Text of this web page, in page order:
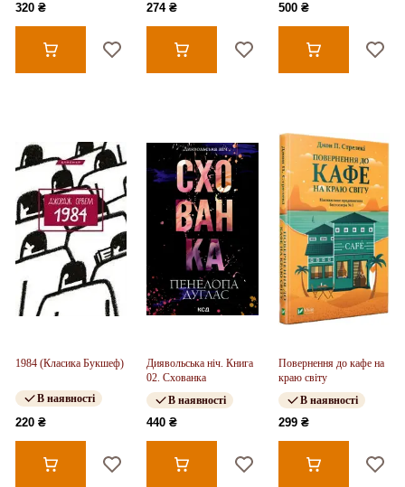
320 ₴ 274 ₴ 500 ₴
1984 (Класика Букшеф)
В наявності
220 ₴
Диявольська ніч. Книга
02. Схованка
В наявності
440 ₴
Повернення до кафе на
краю світу
В наявності
299 ₴